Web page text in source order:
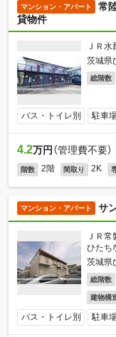
マンション・アパート
常
貸物件
ＪＲ
茨城県
総階数
バス・トイレ別 駐車
4.2万円 （管理費不要）
階数 2階 間取り 2K
マンション・アパート サ
ＪＲ
ひたち
茨城県
総階数
建物構
バス・トイレ別 駐車